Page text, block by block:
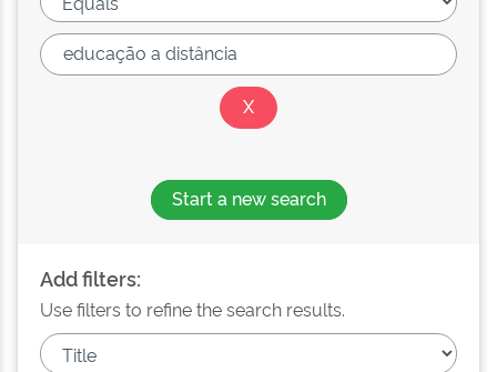
Start a new search
Add filters:
Use filters to refine the search results.